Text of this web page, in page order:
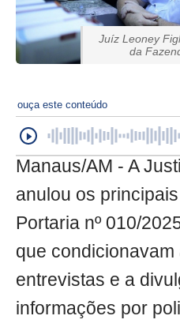
Juíz Leoney
da
ouça este conteúdo
Manaus/AM - A
anulou os
Portaria nº 010/
que
entrevistas e a
informações por